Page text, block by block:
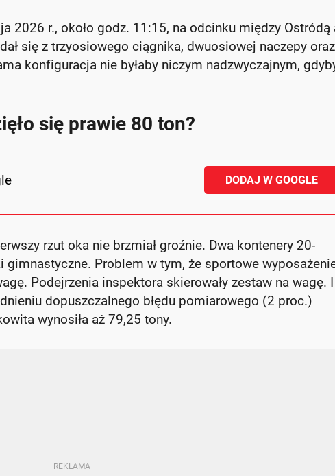
2026 r., około godz. 11:15, na odcinku między Ostródą
się z trzyosiowego ciągnika, dwuosiowej naczepy oraz
konfiguracja nie byłaby niczym nadzwyczajnym,
się prawie 80 ton?
DODAJ W GOOGLE
rzut oka nie brzmiał groźnie. Dwa kontenery 20-
Problem w tym, że sportowe
Podejrzenia inspektora skierowały zestaw na wagę.
dopuszczalnego błędu pomiarowego (2 proc.)
wynosiła aż 79,25 tony.